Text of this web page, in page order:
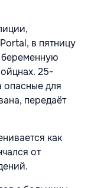
в пятницу
25-
опасные для
передаёт
как
от